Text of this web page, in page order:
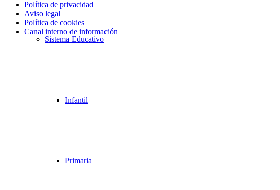
Sistema Educativo
Infantil
Primaria
Política de privacidad
Aviso legal
Política de cookies
Canal interno de información